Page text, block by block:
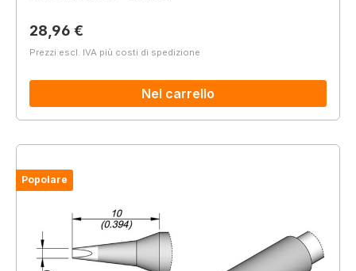
Prezzo normale:
28,96 €
Prezzi escl. IVA più costi di spedizione
Nel carrello
Popolare